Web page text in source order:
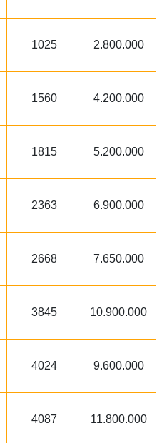
1025 2.800.000
1560 4.200.000
1815 5.200.000
2363 6.900.000
2668 7.650.000
3845 10.900.000
4024 9.600.000
4087 11.800.000